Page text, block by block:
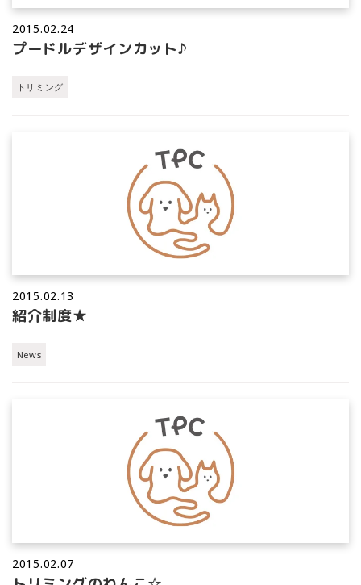
2015.02.24
プードルデザインカット♪
トリミング
2015.02.13
紹介制度★
News
2015.02.07